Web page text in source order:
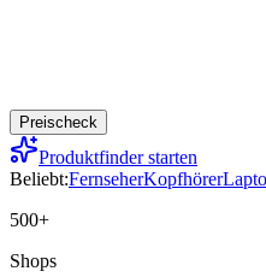
Preischeck
Produktfinder starten
Beliebt:FernseherKopfhörer
500+
Shops